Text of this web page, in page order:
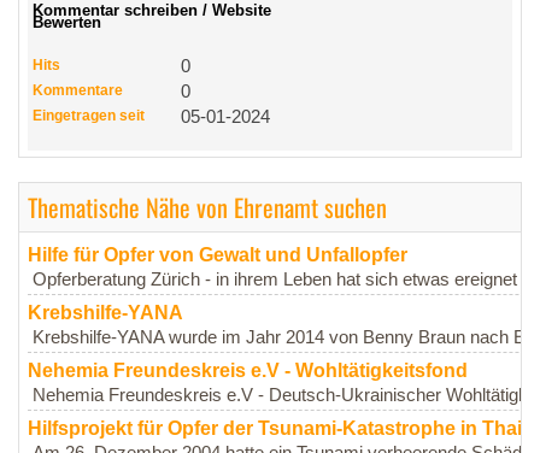
Kommentar schreiben / Website
Bewerten
Hits 0
Kommentare 0
Eingetragen seit 05-01-2024
Thematische Nähe von Ehrenamt suchen
Hilfe für Opfer von Gewalt und Unfallopfer
Opferberatung Zürich - in ihrem Leben hat sich etwas ereignet
Krebshilfe-YANA
Krebshilfe-YANA wurde im Jahr 2014 von Benny Braun nach
Nehemia Freundeskreis e.V - Wohltätigkeitsfond
Nehemia Freundeskreis e.V - Deutsch-Ukrainischer
Hilfsprojekt für Opfer der Tsunami-Katastrophe in